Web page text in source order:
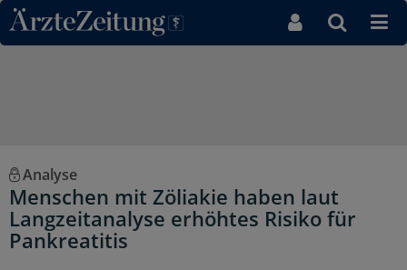
Direkt zum Inhaltsbereich
Analyse
Menschen mit Zöliakie haben laut
Langzeitanalyse erhöhtes Risiko für
Pankreatitis